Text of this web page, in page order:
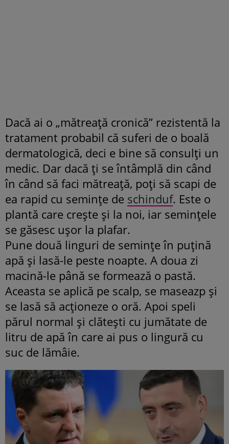
Dacă ai o „mătreaţă cronică” rezistentă la
tratament probabil că suferi de o boală
dermatologică, deci e bine să consulţi un
medic. Dar dacă ţi se întâmplă din când
în când să faci mătreaţă, poţi să scapi de
ea rapid cu seminţe de schinduf. Este o
plantă care creşte şi la noi, iar seminţele
se găsesc uşor la plafar.
Pune două linguri de seminţe în puţină
apă şi lasă-le peste noapte. A doua zi
macină-le până se formează o pastă.
Aceasta se aplică pe scalp, se maseazp şi
se lasă să acţioneze o oră. Apoi speli
părul normal şi clăteşti cu jumătate de
litru de apă în care ai pus o lingură cu
suc de lămâie.